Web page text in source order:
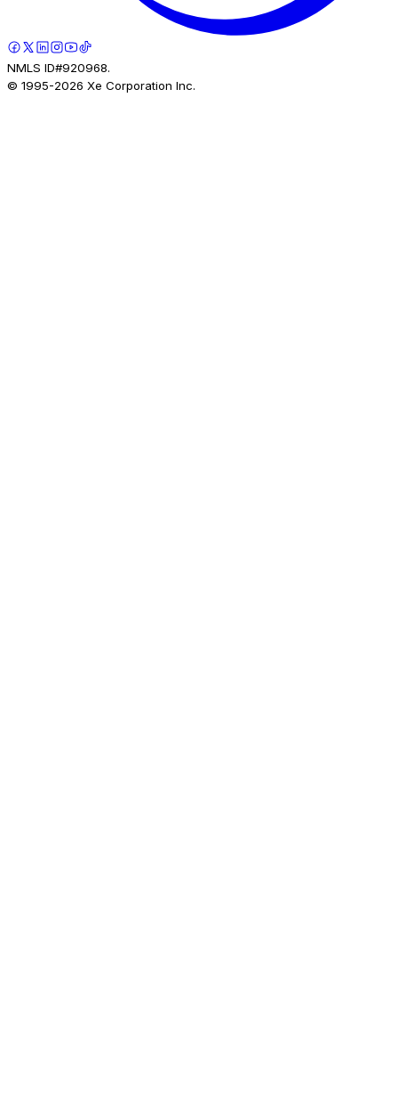
NMLS ID#920968.
© 1995-2026 Xe Corporation Inc.